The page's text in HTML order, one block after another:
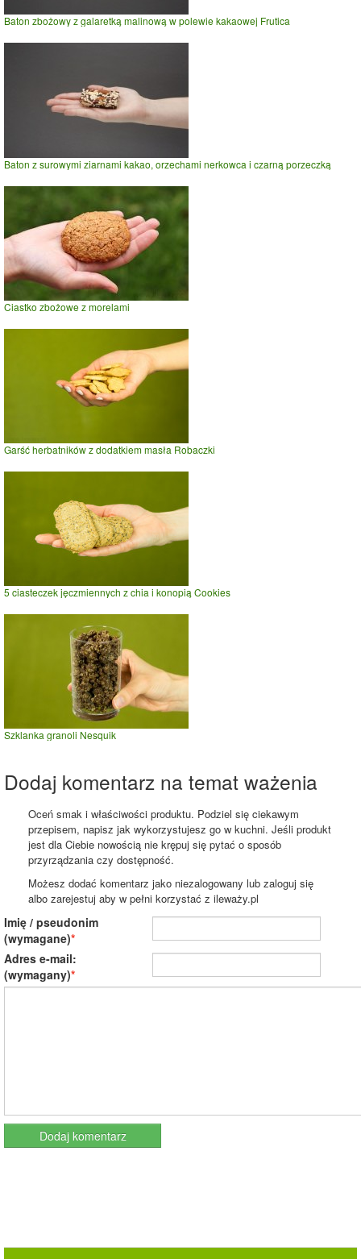
Baton zbożowy z galaretką malinową w polewie kakaowej Frutica
Baton z surowymi ziarnami kakao, orzechami nerkowca i czarną porzeczką
Ciastko zbożowe z morelami
Garść herbatników z dodatkiem masła Robaczki
5 ciasteczek jęczmiennych z chia i konopią Cookies
Szklanka granoli Nesquik
Dodaj komentarz na temat ważenia
Oceń smak i właściwości produktu. Podziel się ciekawym
przepisem, napisz jak wykorzystujesz go w kuchni. Jeśli produkt
jest dla Ciebie nowością nie krępuj się pytać o sposób
przyrządzania czy dostępność.
Możesz dodać komentarz jako niezalogowany lub zaloguj się
albo zarejestuj aby w pełni korzystać z ileważy.pl
Imię / pseudonim
(wymagane)
Adres e-mail:
(wymagany)